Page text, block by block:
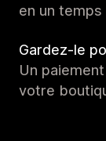
en un
Gardez-le
Un
votre